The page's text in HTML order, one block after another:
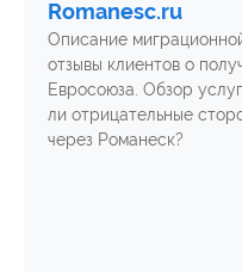
Romanesc.ru
Описание
отзывы клиентов о
Евросоюза. Обзор
ли отрицательные
через Романеск?